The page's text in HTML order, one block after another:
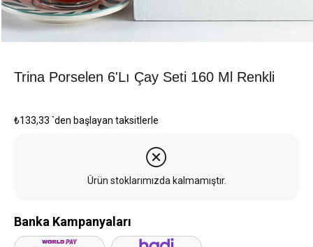
Trina Porselen 6'lı Çay Seti 160 Ml Renkli
₺133,33 `den başlayan taksitlerle
Ürün stoklarımızda kalmamıştır.
Banka Kampanyaları